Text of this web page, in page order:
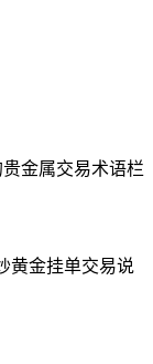
金属交易术语栏
黄金挂单交易说